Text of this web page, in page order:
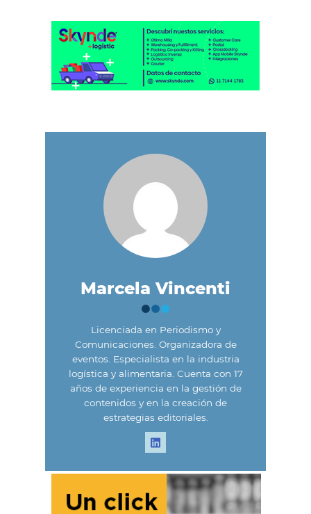
Marcela Vincenti
Licenciada en Periodismo y
Comunicaciones. Organizadora de
eventos. Especialista en la industria
logística y alimentaria. Cuenta con 17
años de experiencia en la gestión de
contenidos y en la creación de
estrategias editoriales.